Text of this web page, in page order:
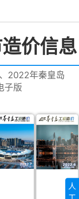
价信息
2022年秦皇岛
子版
人